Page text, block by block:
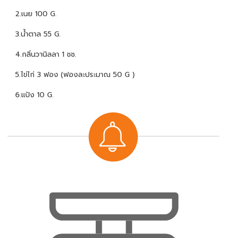
2.เนย 100 G.
3.น้ำตาล 55 G.
4.กลิ่นวานิลลา 1 ชช.
5.ไข่ไก่ 3 ฟอง (ฟองละประมาณ 50 G )
6.แป้ง 10 G.